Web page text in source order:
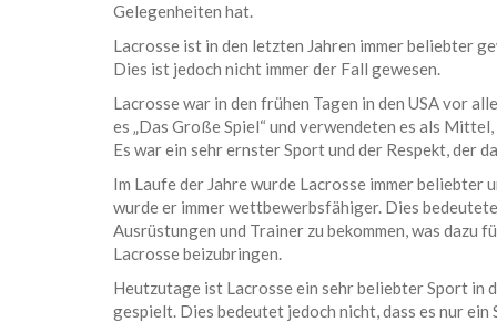
Gelegenheiten hat.
Lacrosse ist in den letzten Jahren immer beliebter
Dies ist jedoch nicht immer der Fall gewesen.
Lacrosse war in den frühen Tagen in den USA vor
es „Das Große Spiel“ und verwendeten es als
Es war ein sehr ernster Sport und der Respekt, der
Im Laufe der Jahre wurde Lacrosse immer beliebter
wurde er immer wettbewerbsfähiger. Dies
Ausrüstungen und Trainer zu bekommen, was dazu
Lacrosse beizubringen.
Heutzutage ist Lacrosse ein sehr beliebter Sport in
gespielt. Dies bedeutet jedoch nicht, dass es nur